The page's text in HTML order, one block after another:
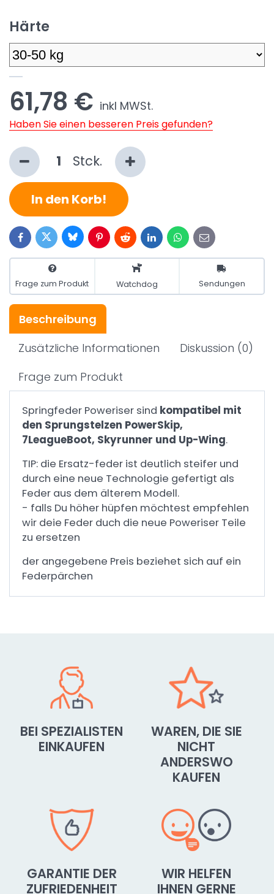
Härte
61,78 € inkl MWSt.
Haben Sie einen besseren Preis gefunden?
Stck.
In den Korb!
FacebookTwitterBlueskyPinterestRedditLinkedInWhatsApp
E-
mail
Frage zum Produkt Watchdog Sendungen
Beschreibung
Zusätzliche Informationen
Diskussion (0)
Frage zum Produkt
Springfeder Poweriser sind kompatibel mit
den Sprungstelzen PowerSkip,
7LeagueBoot, Skyrunner und Up-Wing.
TIP: die Ersatz-feder ist deutlich steifer und
durch eine neue Technologie gefertigt als
Feder aus dem älterem Modell.
- falls Du höher hüpfen möchtest empfehlen
wir deie Feder duch die neue Poweriser Teile
zu ersetzen
der angegebene Preis beziehet sich auf ein
Federpärchen
BEI SPEZIALISTEN
EINKAUFEN
WAREN, DIE SIE
NICHT
ANDERSWO
KAUFEN
GARANTIE DER
ZUFRIEDENHEIT
WIR HELFEN
IHNEN GERNE